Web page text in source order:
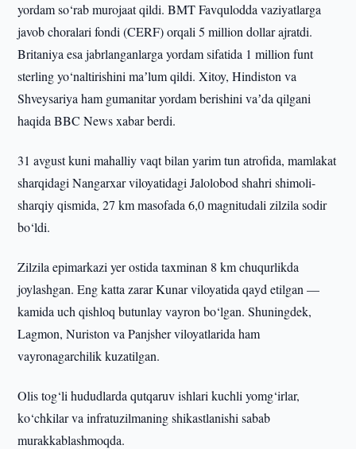
yordam so‘rab murojaat qildi. BMT Favqulodda vaziyatlarga
javob choralari fondi (CERF) orqali 5 million dollar ajratdi.
Britaniya esa jabrlanganlarga yordam sifatida 1 million funt
sterling yo‘naltirishini maʼlum qildi. Xitoy, Hindiston va
Shveysariya ham gumanitar yordam berishini vaʼda qilgani
haqida BBC News xabar berdi.
31 avgust kuni mahalliy vaqt bilan yarim tun atrofida, mamlakat
sharqidagi Nangarxar viloyatidagi Jalolobod shahri shimoli-
sharqiy qismida, 27 km masofada 6,0 magnitudali zilzila sodir
bo‘ldi.
Zilzila epimarkazi yer ostida taxminan 8 km chuqurlikda
joylashgan. Eng katta zarar Kunar viloyatida qayd etilgan —
kamida uch qishloq butunlay vayron bo‘lgan. Shuningdek,
Lagmon, Nuriston va Panjsher viloyatlarida ham
vayronagarchilik kuzatilgan.
Olis tog‘li hududlarda qutqaruv ishlari kuchli yomg‘irlar,
ko‘chkilar va infratuzilmaning shikastlanishi sabab
murakkablashmoqda.